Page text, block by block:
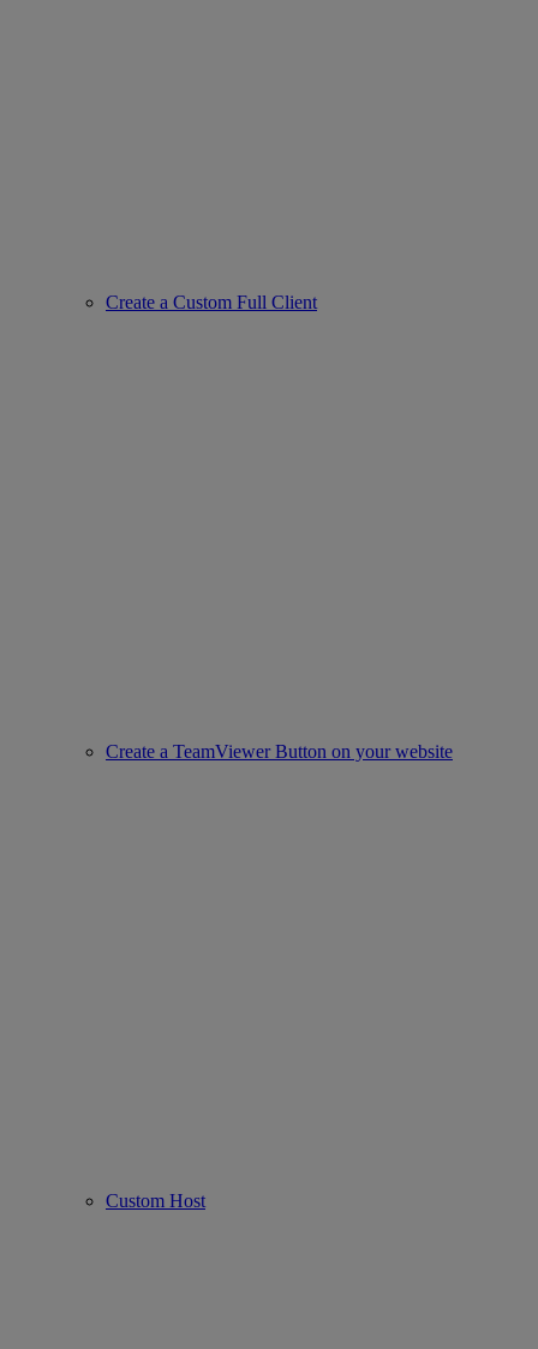
Create a Custom Full Client
Create a TeamViewer Button on your website
Custom Host